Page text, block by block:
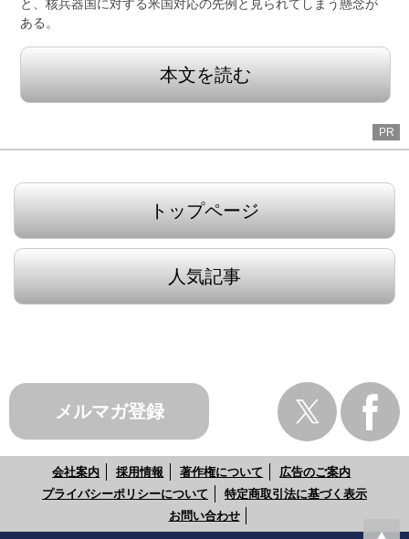
と、核兵器国に対する米国対応の先例と見られてしまう懸念が
ある。
本文を読む
PR
トップページ
人気記事
メルマガ登録
会社案内 採用情報 著作権について
広告のご案内
プライバシーポリシーについて
特定商取引法に基づく表示
お問い合わせ